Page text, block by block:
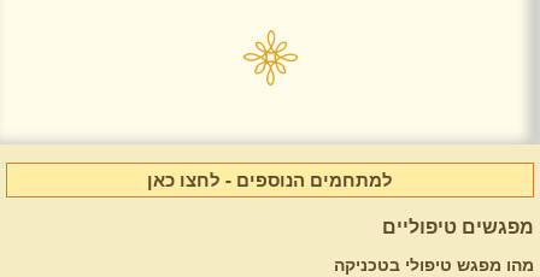
למתחמים הנוספים - לחצו כאן
מפגשים טיפוליים
מהו מפגש טיפולי בטכניקה